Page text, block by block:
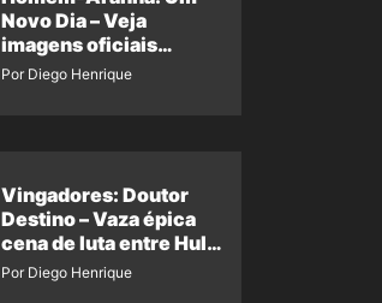
Novo Dia – Veja
imagens oficiais
descartadas do Hulk
Por Diego Henrique
Vingadores: Doutor
Destino – Vaza épica
cena de luta entre Hulk
e o Coisa
Por Diego Henrique